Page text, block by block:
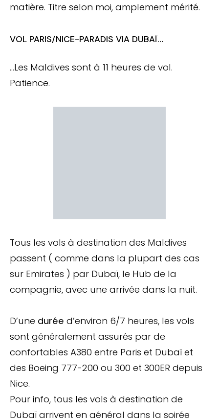
matière. Titre selon moi, amplement mérité.
VOL PARIS/NICE-PARADIS VIA DUBAÏ…
…Les Maldives sont à 11 heures de vol.
Patience.
Tous les vols à destination des Maldives
passent ( comme dans la plupart des cas
sur Emirates ) par Dubaï, le Hub de la
compagnie, avec une arrivée dans la nuit.
D’une durée d’environ 6/7 heures, les vols
sont généralement assurés par de
confortables A380 entre Paris et Dubaï et
des Boeing 777-200 ou 300 et 300ER depuis
Nice.
Pour info, tous les vols à destination de
Dubaï arrivent en général dans la soirée